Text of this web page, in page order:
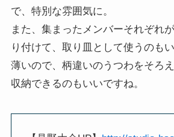
で、特別な雰囲気に。
また、集まったメンバーそれぞれ
り付けて、取り皿として使うのもい
薄いので、柄違いのうつわをそろ
収納できるのもいいですね。